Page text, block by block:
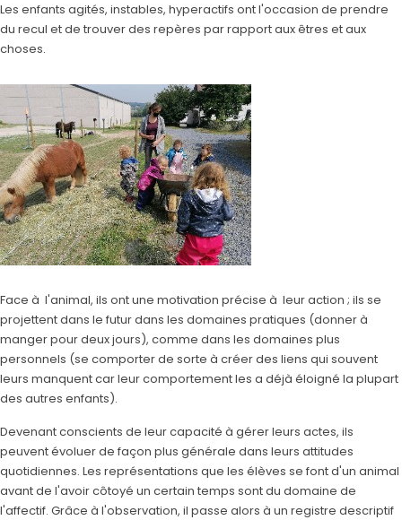
Les enfants agités, instables, hyperactifs ont l'occasion de prendre
du recul et de trouver des repères par rapport aux êtres et aux
choses.
Face à l'animal, ils ont une motivation précise à leur action ; ils se
projettent dans le futur dans les domaines pratiques (donner à
manger pour deux jours), comme dans les domaines plus
personnels (se comporter de sorte à créer des liens qui souvent
leurs manquent car leur comportement les a déjà éloigné la plupart
des autres enfants).
Devenant conscients de leur capacité à gérer leurs actes, ils
peuvent évoluer de façon plus générale dans leurs attitudes
quotidiennes. Les représentations que les élèves se font d'un animal
avant de l'avoir côtoyé un certain temps sont du domaine de
l'affectif. Grâce à l'observation, il passe alors à un registre descriptif